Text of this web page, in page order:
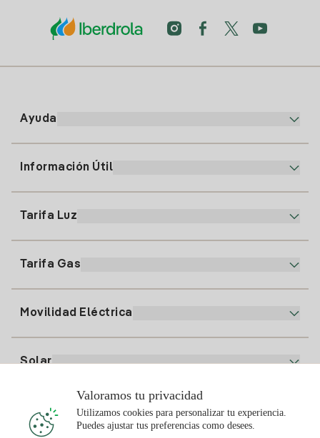
Ayuda
91 919 52 73
clientes@tuiberdrola.es
Información Útil
Alta Gas
Tarifa Luz
Precio de la luz hoy
Tarifa Gas
Movilidad Eléctrica
Solar
Plan Solar
Te interesa
Valoramos tu privacidad
Utilizamos cookies para personalizar tu experiencia.
Puedes ajustar tus preferencias como desees.